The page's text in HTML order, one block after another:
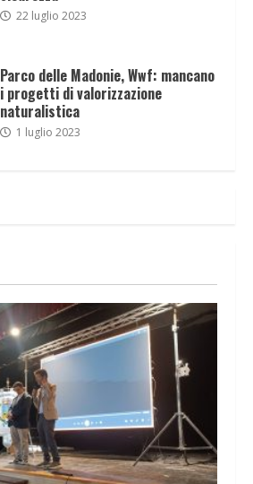
22 luglio 2023
Parco delle Madonie, Wwf: mancano
i progetti di valorizzazione
naturalistica
1 luglio 2023